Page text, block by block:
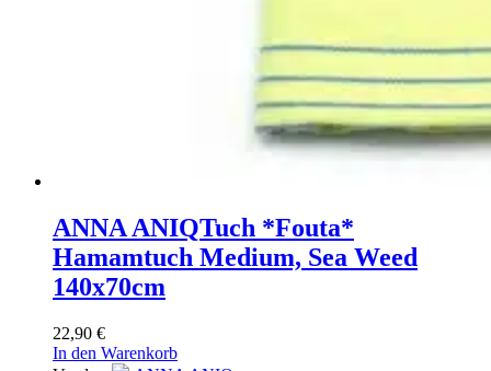
ANNA ANIQTuch *Fouta*
Hamamtuch Medium, Sea Weed
140x70cm
22,90 €
In den Warenkorb